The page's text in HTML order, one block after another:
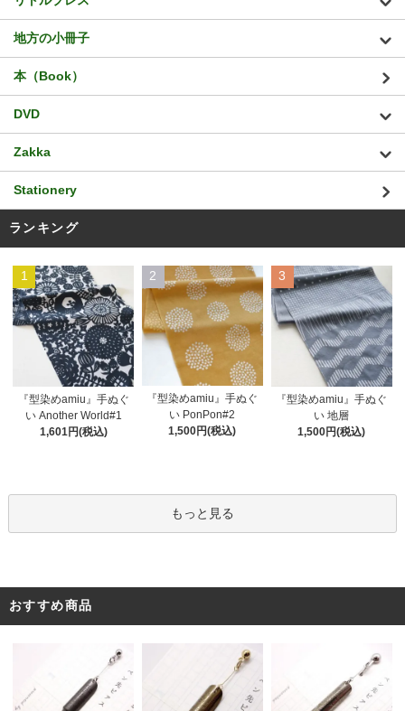
地方の小冊子
本（Book）
DVD
Zakka
Stationery
ランキング
1
『型染めamiu』手ぬぐ
い Another World#1
1,601円(税込)
2
『型染めamiu』手ぬぐ
い PonPon#2
1,500円(税込)
3
『型染めamiu』手ぬぐ
い 地層
1,500円(税込)
もっと見る
おすすめ商品